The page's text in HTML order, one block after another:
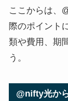
ここからは、
際のポイント
類や費用、期
う。
@nifty光か